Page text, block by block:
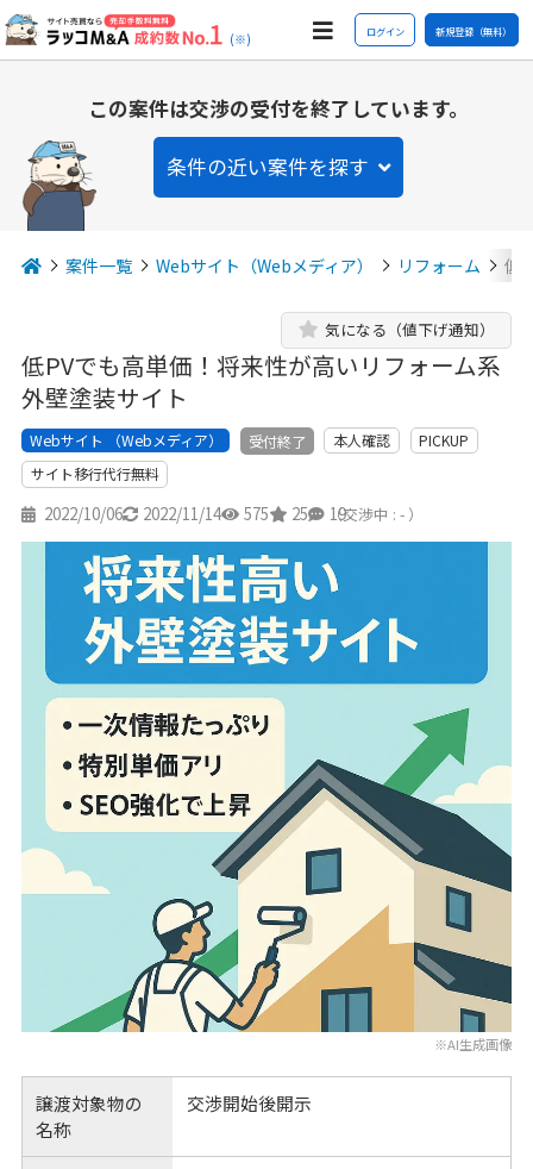
(※) ログイン 新規登録（無料）
この案件は交渉の受付を終了しています。
条件の近い案件を探す
案件一覧 Webサイト（Webメディア） リフォーム 低
低PVでも高単価！将来性が高いリフォーム系
外壁塗装サイト
気になる（値下げ通知）
Webサイト （Webメディア） 受付終了 本人確認
PICKUP
サイト移行代行無料
2022/10/06 2022/11/14 575 25 19
（交渉中 : - ）
※AI生成画像
譲渡対象物の
名称
交渉開始後開示